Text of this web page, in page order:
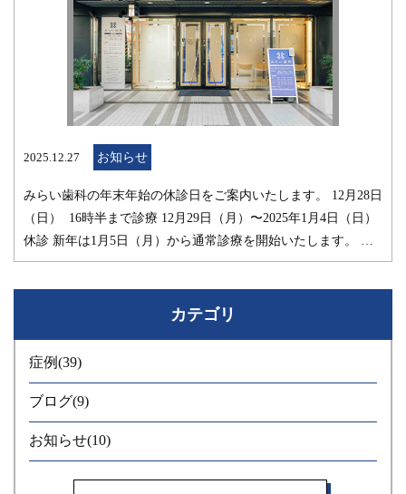
カテゴリ
症例(39)
ブログ(9)
お知らせ(10)
2025.12.27 お知らせ
みらい歯科の年末年始の休診日をご案内いたします。 12月28日
（日） 16時半まで診療 12月29日（月）〜2025年1月4日（日）
休診 新年は1月5日（月）から通常診療を開始いたします。 ご
不便をおかけいたしますが、よろしくお願い申し上げます。 み
らい歯科